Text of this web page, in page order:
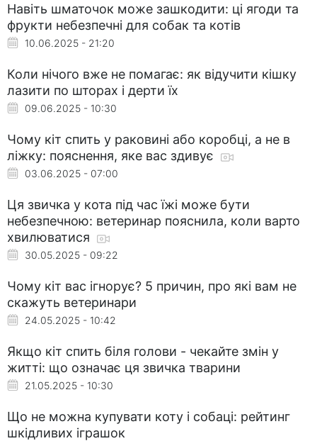
Навіть шматочок може зашкодити: ці ягоди та
фрукти небезпечні для собак та котів
10.06.2025 - 21:20
Коли нічого вже не помагає: як відучити кішку
лазити по шторах і дерти їх
09.06.2025 - 10:30
Чому кіт спить у раковині або коробці, а не в
ліжку: пояснення, яке вас здивує
03.06.2025 - 07:00
Ця звичка у кота під час їжі може бути
небезпечною: ветеринар пояснила, коли варто
хвилюватися
30.05.2025 - 09:22
Чому кіт вас ігнорує? 5 причин, про які вам не
скажуть ветеринари
24.05.2025 - 10:42
Якщо кіт спить біля голови - чекайте змін у
житті: що означає ця звичка тварини
21.05.2025 - 10:30
Що не можна купувати коту і собаці: рейтинг
шкідливих іграшок